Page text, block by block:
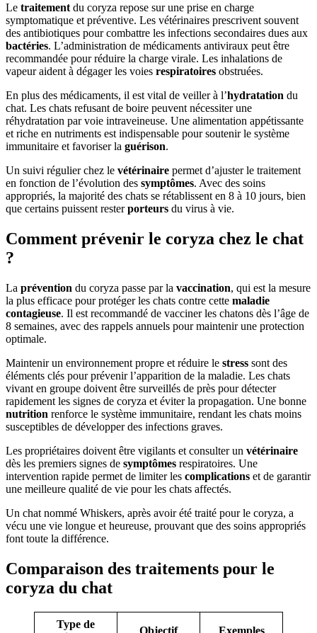
Le traitement du coryza repose sur une prise en charge
symptomatique et préventive. Les vétérinaires prescrivent souvent
des antibiotiques pour combattre les infections secondaires dues aux
bactéries. L’administration de médicaments antiviraux peut être
recommandée pour réduire la charge virale. Les inhalations de
vapeur aident à dégager les voies respiratoires obstruées.
En plus des médicaments, il est vital de veiller à l’hydratation du
chat. Les chats refusant de boire peuvent nécessiter une
réhydratation par voie intraveineuse. Une alimentation appétissante
et riche en nutriments est indispensable pour soutenir le système
immunitaire et favoriser la guérison.
Un suivi régulier chez le vétérinaire permet d’ajuster le traitement
en fonction de l’évolution des symptômes. Avec des soins
appropriés, la majorité des chats se rétablissent en 8 à 10 jours, bien
que certains puissent resterporteurs du virus à vie.
Comment prévenir le coryza chez le chat
?
La prévention du coryza passe par la vaccination, qui est la mesure
la plus efficace pour protéger les chats contre cette maladie
contagieuse. Il est recommandé de vacciner les chatons dès l’âge de
8 semaines, avec des rappels annuels pour maintenir une protection
optimale.
Maintenir un environnement propre et réduire le stress sont des
éléments clés pour prévenir l’apparition de la maladie. Les chats
vivant en groupe doivent être surveillés de près pour détecter
rapidement les signes de coryza et éviter la propagation. Une bonne
nutrition renforce le système immunitaire, rendant les chats moins
susceptibles de développer des infections graves.
Les propriétaires doivent être vigilants et consulter un vétérinaire
dès les premiers signes de symptômes respiratoires. Une
intervention rapide permet de limiter les complications et de garantir
une meilleure qualité de vie pour les chats affectés.
Un chat nommé Whiskers, après avoir été traité pour le coryza, a
vécu une vie longue et heureuse, prouvant que des soins appropriés
font toute la différence.
Comparaison des traitements pour le
coryza du chat
Type de
Objectif Exemples